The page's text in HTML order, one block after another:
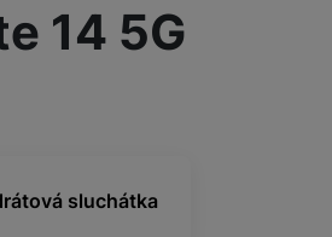
14 5G
sluchátka